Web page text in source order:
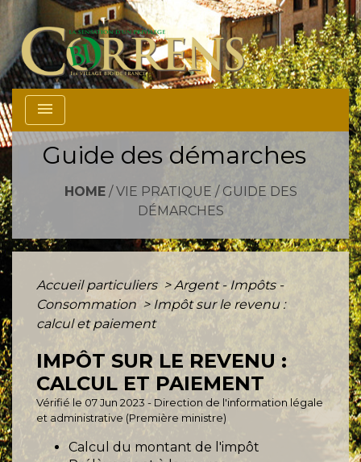
menu
Guide des démarches
HOME/ VIE PRATIQUE / GUIDE DES
DÉMARCHES
Accueil particuliers > Argent - Impôts -
Consommation > Impôt sur le revenu :
calcul et paiement
IMPÔT SUR LE REVENU :
CALCUL ET PAIEMENT
Vérifié le 07 Jun 2023 - Direction de l'information légale
et administrative (Première ministre)
Calcul du montant de l'impôt